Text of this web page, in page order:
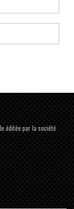
éditée par la société